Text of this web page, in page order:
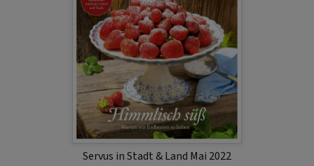
Servus in Stadt & Land Mai 2022